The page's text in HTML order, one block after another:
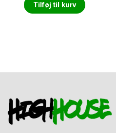
Tilføj til kurv